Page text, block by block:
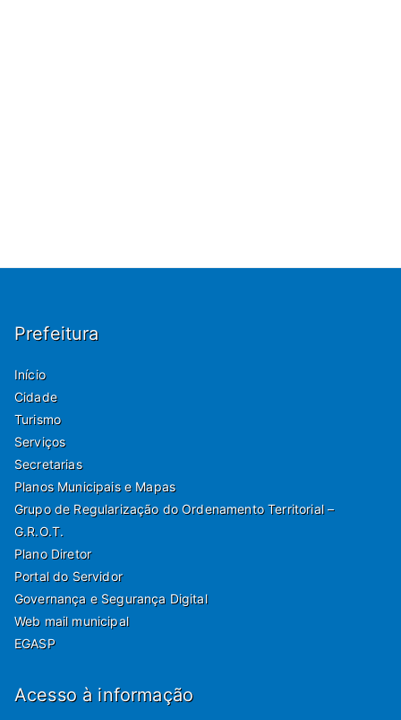
Prefeitura
Início
Cidade
Turismo
Serviços
Secretarias
Planos Municipais e Mapas
Grupo de Regularização do Ordenamento Territorial –
G.R.O.T.
Plano Diretor
Portal do Servidor
Governança e Segurança Digital
Web mail municipal
EGASP
Acesso à informação